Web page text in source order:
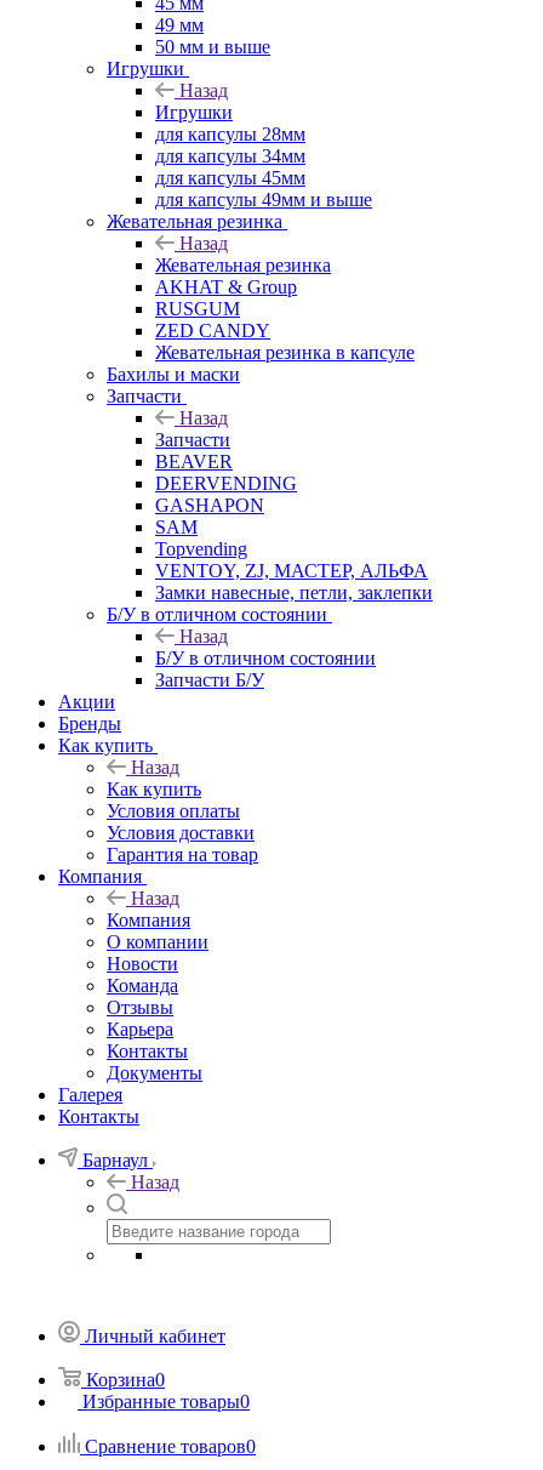
49 мм
50 мм и выше
Игрушки
Назад
Игрушки
для капсулы 28мм
для капсулы 34мм
для капсулы 45мм
для капсулы 49мм и выше
Жевательная резинка
Назад
Жевательная резинка
AKHAT & Group
RUSGUM
ZED CANDY
Жевательная резинка в капсуле
Бахилы и маски
Запчасти
Назад
Запчасти
BEAVER
DEERVENDING
GASHAPON
SAM
Topvending
VENTOY, ZJ, МАСТЕР, АЛЬФА
Замки навесные, петли, заклепки
Б/У в отличном состоянии
Назад
Б/У в отличном состоянии
Запчасти Б/У
Акции
Бренды
Как купить
Назад
Как купить
Условия оплаты
Условия доставки
Гарантия на товар
Компания
Назад
Компания
О компании
Новости
Команда
Отзывы
Карьера
Контакты
Документы
Галерея
Контакты
Барнаул
Назад
Личный кабинет
Корзина0
Избранные товары0
Сравнение товаров0